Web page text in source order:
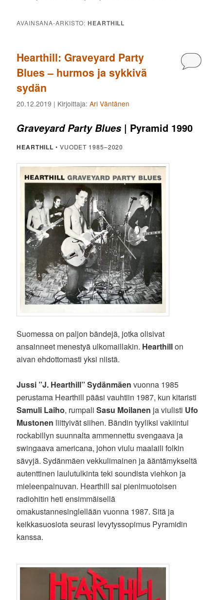
AVAINSANA-ARKISTO:HEARTHILL
Hearthill: Graveyard Party
Blues – hurmos ja sykkivä
sydän
20.12.2019 | Kirjoittaja:Ari Väntänen
Graveyard Party Blues | Pyramid 1990
HEARTHILL • VUODET 1985–2020
Suomessa on paljon bändejä, jotka olisivat
ansainneet menestyä ulkomaillakin. Hearthillon
aivan ehdottomasti yksi niistä.
Jussi ”J. Hearthill” Sydänmäen vuonna 1985
perustama Hearthill pääsi vauhtiin 1987, kun kitaristi
Samuli Laiho, rumpaliSasu Moilanen ja viulisti Ufo
Mustonen liittyivät siihen. Bändin tyyliksi vakiintui
rockabillyn suunnalta ammennettu svengaava ja
swingaava americana, johon viulu maalaili folkin
sävyjä. Sydänmäen vekkulimainen ja ääntämykseltä
autenttinen laulutulkinta teki soundista viehkon ja
mieleenpainuvan. Hearthill sai pienimuotoisen
radiohitin heti ensimmäisellä
omakustannesinglellään vuonna 1987. Sitä ja
keikkasuosiota seurasi levytyssopimus Pyramidin
kanssa.